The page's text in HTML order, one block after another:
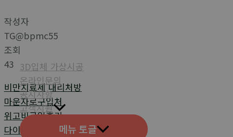
3D입체 가상시공
온라인문의
공지사항
고객지원
메뉴 토글
작성자
TG@bpmc55
조회
43
비만치료제 대리처방
마운자로구입처
위고비구입후기
다이어트약